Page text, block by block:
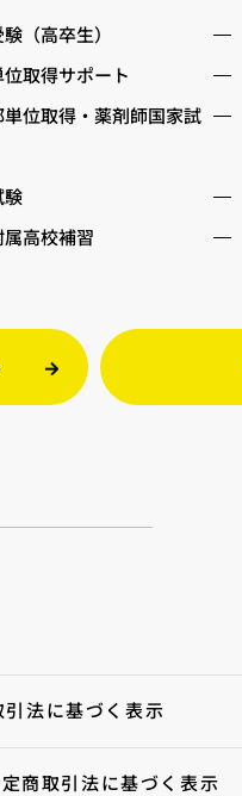
（高卒生）
取得サポート
位取得・薬剤師国家試
験
高校補習
法に基づく表示
商取引法に基づく表示